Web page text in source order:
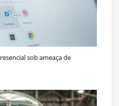
sob ameaça de